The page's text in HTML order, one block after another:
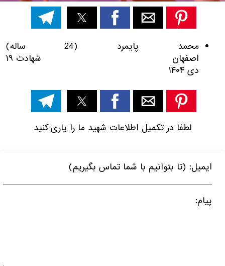
محمد پایمرد (24 ساله)
اصفهان شهادت ۱۹
دی ۱۴۰۴
لطفا در تکمیل اطلاعات شهید ما را یاری کنید
ایمیل: (تا بتوانیم با شما تماس بگیریم)
پیام: